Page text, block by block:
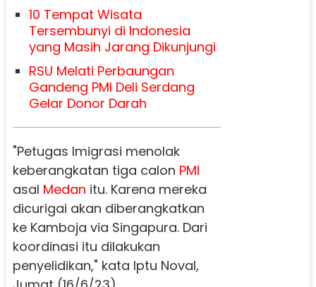
10 Tempat Wisata
Tersembunyi di Indonesia
yang Masih Jarang Dikunjungi
RSU Melati Perbaungan
Gandeng PMI Deli Serdang
Gelar Donor Darah
"Petugas Imigrasi menolak
keberangkatan tiga calon PMI
asal Medan itu. Karena mereka
dicurigai akan diberangkatkan
ke Kamboja via Singapura. Dari
koordinasi itu dilakukan
penyelidikan," kata Iptu Noval,